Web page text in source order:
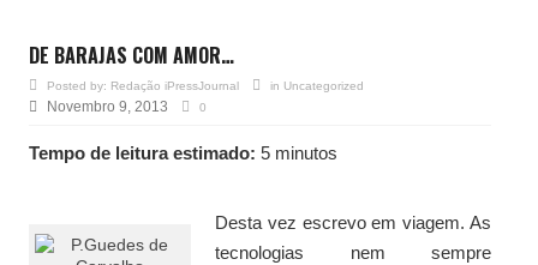
DE BARAJAS COM AMOR…
Posted by: Redação iPressJournal in Uncategorized
Novembro 9, 2013 0
Tempo de leitura estimado: 5 minutos
Desta vez escrevo em viagem. As
tecnologias nem sempre